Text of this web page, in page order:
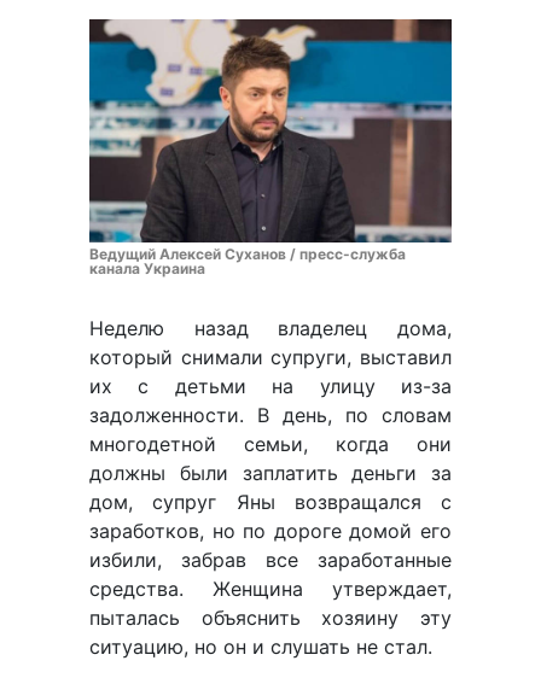
Ведущий Алексей Суханов / пресс-служба
канала Украина
Неделю назад владелец дома,
который снимали супруги, выставил
их с детьми на улицу из-за
задолженности. В день, по словам
многодетной семьи, когда они
должны были заплатить деньги за
дом, супруг Яны возвращался с
заработков, но по дороге домой его
избили, забрав все заработанные
средства. Женщина утверждает,
пыталась объяснить хозяину эту
ситуацию, но он и слушать не стал.